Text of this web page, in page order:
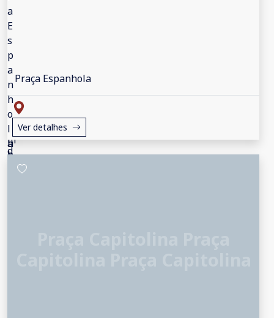
Praça Espanhola
Ver detalhes